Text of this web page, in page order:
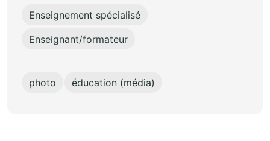
Enseignement spécialisé
Enseignant/formateur
photo éducation (média)